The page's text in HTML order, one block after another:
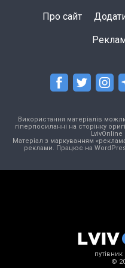
Про сайт
Використання матеріалів
гіперпосиланні на сторінку
Матеріал з маркуванням
реклами. Працює на
путівник
©